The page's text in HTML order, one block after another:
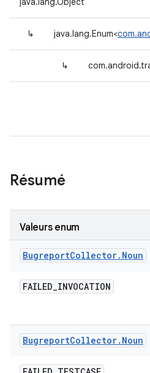
↳ java.lang.Enum<
↳
Résumé
Valeurs enum
BugreportCollector. Noun
FAILED_INVOCATION
BugreportCollector. Noun